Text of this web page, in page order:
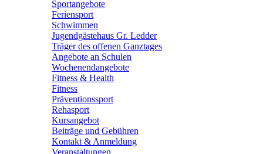
Sportangebote
Feriensport
Schwimmen
Jugendgästehaus Gr. Ledder
Träger des offenen Ganztages
Angebote an Schulen
Wochenendangebote
Fitness & Health
Fitness
Präventionssport
Rehasport
Kursangebot
Beiträge und Gebühren
Kontakt & Anmeldung
Veranstaltungen